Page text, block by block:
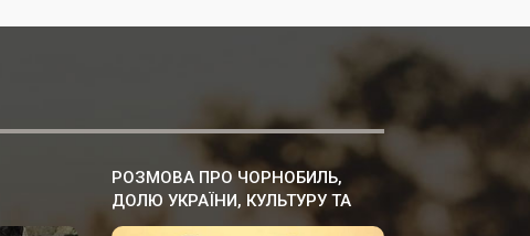
РОЗМОВА ПРО ЧОРНОБИЛЬ,
ДОЛЮ УКРАЇНИ, КУЛЬТУРУ ТА
ІСТОРІЮ